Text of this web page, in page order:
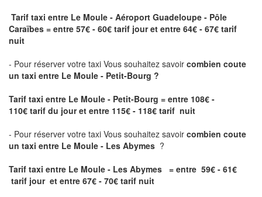
Tarif taxi entre Le Moule - Aéroport Guadeloupe - Pôle
Caraïbes = entre 57€ - 60€ tarif jour et entre 64€ - 67€ tarif
nuit
- Pour réserver votre taxi Vous souhaitez savoir combien coute
un taxi entre Le Moule - Petit-Bourg ?
Tarif taxi entre Le Moule - Petit-Bourg = entre 108€ -
110€ tarif du jour et entre 115€ - 118€ tarif nuit
- Pour réserver votre taxi Vous souhaitez savoir combien coute
un taxi entre Le Moule - Les Abymes ?
Tarif taxi entre Le Moule - Les Abymes = entre 59€ - 61€
tarif jour et entre 67€ - 70€ tarif nuit